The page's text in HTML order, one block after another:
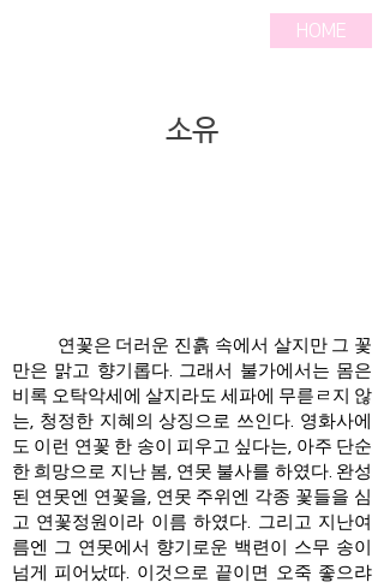
HOME
소유
연꽃은 더러운 진흙 속에서 살지만 그 꽃
만은 맑고 향기롭다. 그래서 불가에서는 몸은
비록 오탁악세에 살지라도 세파에 무륻ㄹ지 않
는, 청정한 지혜의 상징으로 쓰인다. 영화사에
도 이런 연꽃 한 송이 피우고 싶다는, 아주 단순
한 희망으로 지난 봄, 연못 불사를 하였다. 완성
된 연못엔 연꽃을, 연못 주위엔 각종 꽃들을 심
고 연꽃정원이라 이름 하였다. 그리고 지난여
름엔 그 연못에서 향기로운 백련이 스무 송이
넘게 피어났따. 이것으로 끝이면 오죽 좋으랴